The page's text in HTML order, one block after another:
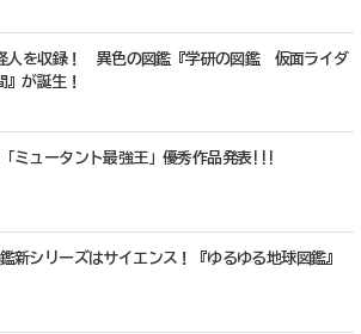
人を収録！ 異色の図鑑『学研の図鑑 仮面ライダ
』が誕生！
ミュータント最強王」優秀作品発表!!!
新シリーズはサイエンス！『ゆるゆる地球図鑑』